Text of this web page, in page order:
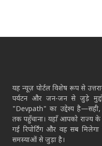
यह न्यूज़ पोर्टल विशेष रूप से
पर्यटन और जन-जन से जुड़े
"Devpath" का उद्देश्य है—सही,
तक पहुँचाना। यहाँ आपको राज्य
गई रिपोर्टिंग और वह सब
समस्याओं से जुड़ा है।